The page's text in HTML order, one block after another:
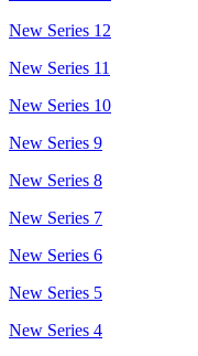
New Series 12
New Series 11
New Series 10
New Series 9
New Series 8
New Series 7
New Series 6
New Series 5
New Series 4